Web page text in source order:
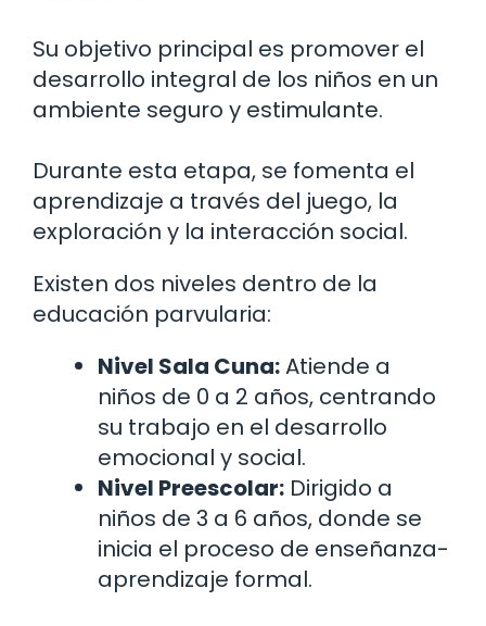
Su objetivo principal es promover el
desarrollo integral de los niños en un
ambiente seguro y estimulante.
Durante esta etapa, se fomenta el
aprendizaje a través del juego, la
exploración y la interacción social.
Existen dos niveles dentro de la
educación parvularia:
Nivel Sala Cuna:Atiende a
niños de 0 a 2 años, centrando
su trabajo en el desarrollo
emocional y social.
Nivel Preescolar: Dirigido a
niños de 3 a 6 años, donde se
inicia el proceso de enseñanza-
aprendizaje formal.